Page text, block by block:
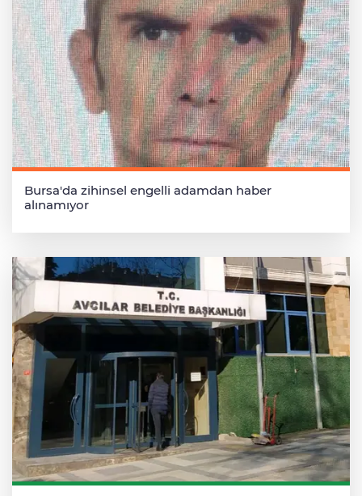
Bursa'da zihinsel engelli adamdan haber
alınamıyor